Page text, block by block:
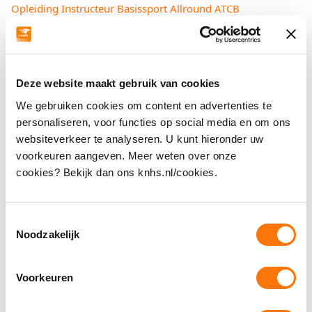
Deze website maakt gebruik van cookies
We gebruiken cookies om content en advertenties te
personaliseren, voor functies op social media en om ons
websiteverkeer te analyseren. U kunt hieronder uw
voorkeuren aangeven. Meer weten over onze
cookies? Bekijk dan ons knhs.nl/cookies.
Noodzakelijk
Voorkeuren
Opleiding Instructeur Basissport Allround ATCB
Locaties Instructeur Basissport;
Opleiding Instructeur Basissport Allround
Ermelo:Opleiding Instructeur Basissport Allround
Instructeur Basissport Manege
Werk jij graag op de manege en wil je lesgeven aan
kinderen en volwassenen? Volg de opleiding op je eigen
bedrijf, onder begeleiding van een praktijkopleider. Je leert
in de praktijk en past alles direct toe in je lessen.
Opleiden op jouw eigen manege met centrale
Opgeleid tot zelfstandig Manege Instructeur.
Opleiding instructeur basissport manege